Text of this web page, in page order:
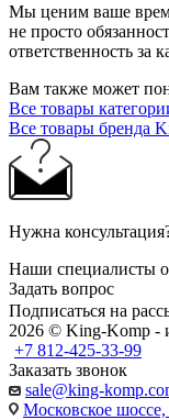
Мы ценим ваше
не просто
ответственность
Вам также может
Все товары
Все товары бренда
Нужна
Наши специалисты
Задать вопрос
Подписаться на
2026 © King-Komp -
+7 812-425-33-99
Заказать звонок
sale@king-
Московское шоссе,